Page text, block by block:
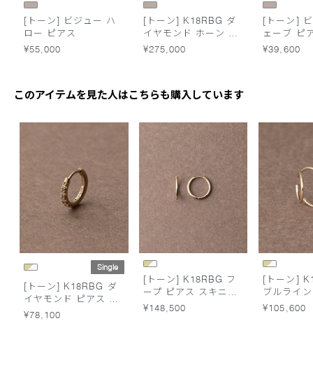
[トーン] ビジュー ハ
ロー ピアス
¥55,000
[トーン] K18RBG ダ
イヤモンド ホーン ピ
アス
¥275,000
[トーン]
ェーブ ピ
¥39,600
このアイテムを見た人はこちらも購入しています
Single
[トーン] K18RBG ダ
イヤモンド ピアス ス
キニー S
¥78,100
[トーン] K18RBG フ
ープ ピアス スキニー
L
¥148,500
[トーン]
ブルライ
フ スキニ
¥105,600